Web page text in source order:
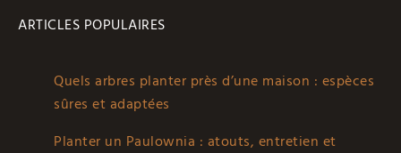
ARTICLES POPULAIRES
Quels arbres planter près d’une maison : espèces
sûres et adaptées
Planter un Paulownia : atouts, entretien et